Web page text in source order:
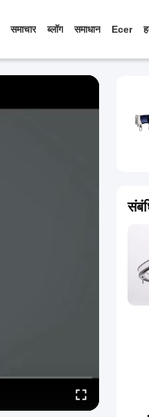
समाचार ब्लॉग समाधान Ecer